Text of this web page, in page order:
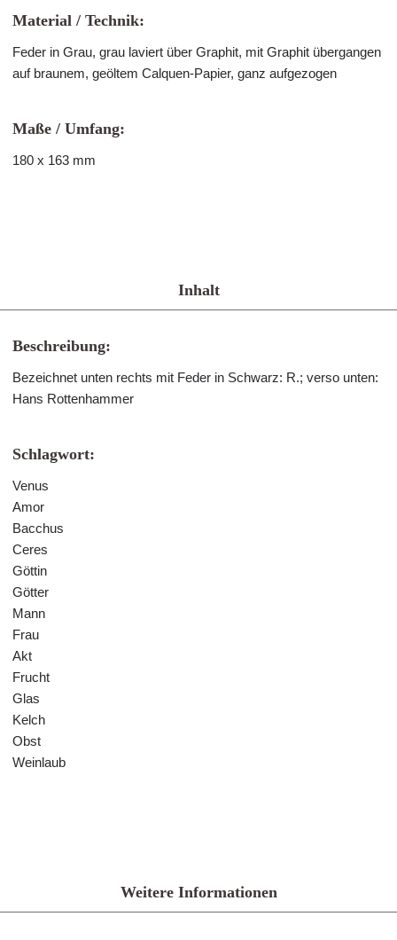
Material / Technik:
Feder in Grau, grau laviert über Graphit, mit Graphit übergangen
auf braunem, geöltem Calquen-Papier, ganz aufgezogen
Maße / Umfang:
180 x 163 mm
Inhalt
Beschreibung:
Bezeichnet unten rechts mit Feder in Schwarz: R.; verso unten:
Hans Rottenhammer
Schlagwort:
Venus
Amor
Bacchus
Ceres
Göttin
Götter
Mann
Frau
Akt
Frucht
Glas
Kelch
Obst
Weinlaub
Weitere Informationen